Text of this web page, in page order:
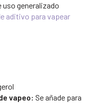
generalizado
aditivo para vapear
vapeo: Se añade para